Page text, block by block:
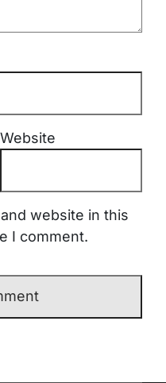
Website
website in this
I comment.